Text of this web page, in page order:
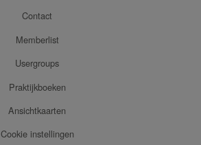
Contact
Memberlist
Usergroups
Praktijkboeken
Ansichtkaarten
Cookie instellingen